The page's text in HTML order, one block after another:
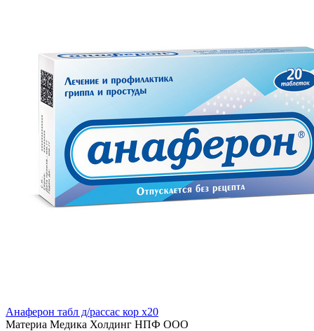
Анаферон табл д/рассас кор x20
Материа Медика Холдинг НПФ ООО